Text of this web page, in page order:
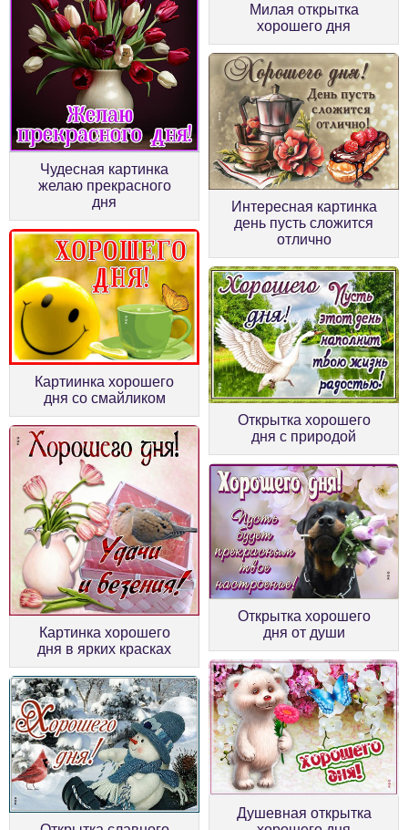
Милая открытка
хорошего дня
Чудесная картинка
желаю прекрасного
дня
Интересная картинка
день пусть сложится
отлично
Картиинка хорошего
дня со смайликом
Открытка хорошего
дня с природой
Картинка хорошего
дня в ярких красках
Открытка хорошего
дня от души
Душевная открытка